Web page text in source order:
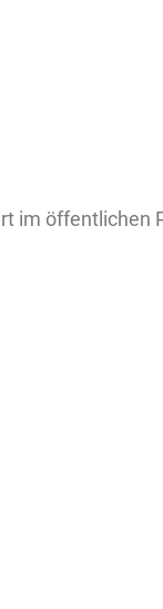
im öffentlichen